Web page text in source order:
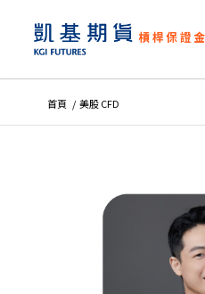
首頁 / 美股 CFD